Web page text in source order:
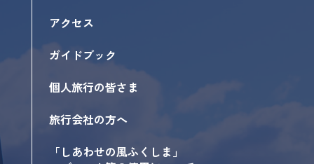
アクセス
ガイドブック
個人旅行の皆さま
旅行会社の方へ
「しあわせの風ふくしま」